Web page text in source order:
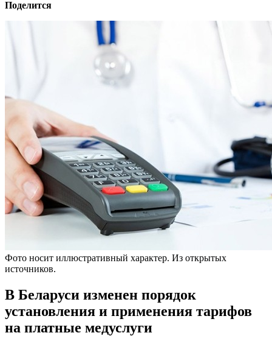
Поделится
Фото носит иллюстративный характер. Из открытых
источников.
В Беларуси изменен порядок
установления и применения тарифов
на платные медуслуги